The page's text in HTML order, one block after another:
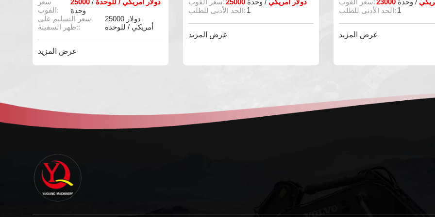
سعر الفوب:
/ وحدة
سعر الفوب:
/ وحدة
الحد الأدنى للطلب: 1
عرض المزيد
سعر الفوب:
/ وحدة
الحد الأدنى للطلب: 1
عرض المزيد